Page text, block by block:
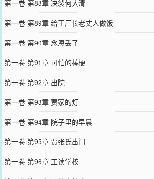
第一卷 第88章 决裂何大清
第一卷 第89章 给王厂长老丈人做饭
第一卷 第90章 念恩丢了
第一卷 第91章 可怕的棒梗
第一卷 第92章 出院
第一卷 第93章 贾家的灯
第一卷 第94章 院子里的早晨
第一卷 第95章 贾张氏出门
第一卷 第96章 工读学校